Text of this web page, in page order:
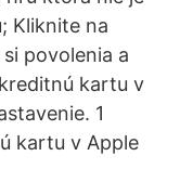
Kliknite na
povolenia a
kartu v
1
kartu v Apple